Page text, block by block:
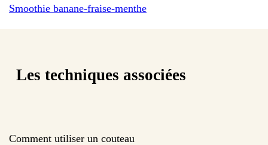
Smoothie banane-fraise-menthe
Les techniques associées
Comment utiliser un couteau